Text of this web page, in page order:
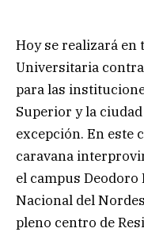
Hoy se realizará en
Universitaria
para las
Superior y la
excepción. En este
caravana
el campus Deodoro
Nacional del
pleno centro de